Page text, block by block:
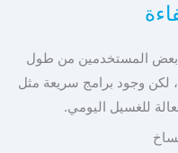
يشتكي بعض المستخدمين من طول
(حوالي 3 ساعات)، لكن وجود برامج سريعة مثل